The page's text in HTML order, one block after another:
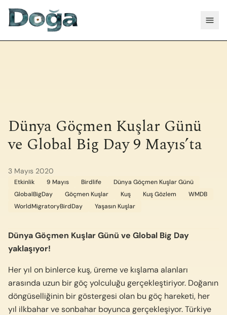
Dünya Göçmen Kuşlar Günü
ve Global Big Day 9 Mayıs’ta
3 Mayıs 2020
Etkinlik 9 Mayıs Birdlife
Dünya Göçmen Kuşlar Günü
GlobalBigDay
Göçmen Kuşlar Kuş Kuş Gözlem
WMDB
WorldMigratoryBirdDay
Yaşasın Kuşlar
Dünya Göçmen Kuşlar Günü ve Global Big Day
yaklaşıyor!
Her yıl on binlerce kuş, üreme ve kışlama alanları
arasında uzun bir göç yolculuğu gerçekleştiriyor. Doğanın
döngüselliğinin bir göstergesi olan bu göç hareketi, her
yıl ilkbahar ve sonbahar boyunca gerçekleşiyor. Türkiye